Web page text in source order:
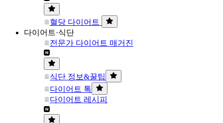
혈당 다이어트
다이어트·식단
전문가 다이어트 매거진
식단 정보&꿀팁
다이어트 톡
다이어트 레시피